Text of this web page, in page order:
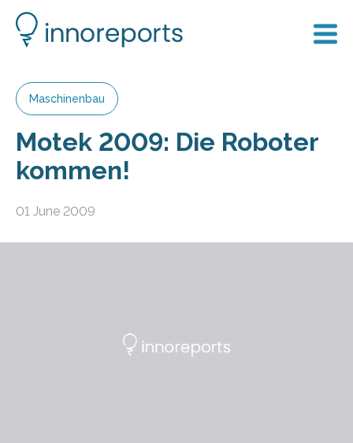
Maschinenbau
Motek 2009: Die Roboter
kommen!
01 June 2009